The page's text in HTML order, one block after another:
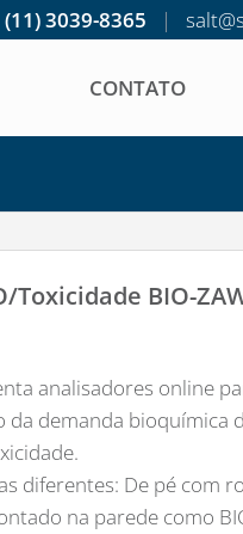
(11) 3039-8365 |
CONTATO
Toxicidade BIO-
analisadores online
da demanda bioquímica
diferentes: De pé com
na parede como